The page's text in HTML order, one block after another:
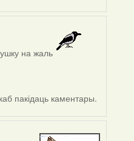
на жаль
каб пакідаць каментары.